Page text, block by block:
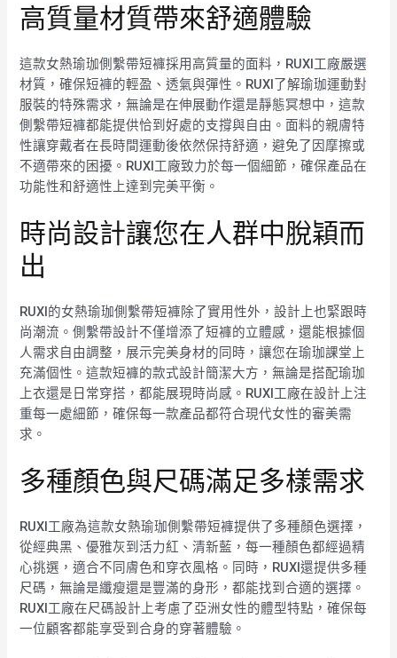
高質量材質帶來舒適體驗
這款女熱瑜珈側繫帶短褲採用高質量的面料，RUXI工廠嚴選
材質，確保短褲的輕盈、透氣與彈性。RUXI了解瑜珈運動對
服裝的特殊需求，無論是在伸展動作還是靜態冥想中，這款
側繫帶短褲都能提供恰到好處的支撐與自由。面料的親膚特
性讓穿戴者在長時間運動後依然保持舒適，避免了因摩擦或
不適帶來的困擾。RUXI工廠致力於每一個細節，確保產品在
功能性和舒適性上達到完美平衡。
時尚設計讓您在人群中脫穎而
出
RUXI的女熱瑜珈側繫帶短褲除了實用性外，設計上也緊跟時
尚潮流。側繫帶設計不僅增添了短褲的立體感，還能根據個
人需求自由調整，展示完美身材的同時，讓您在瑜珈課堂上
充滿個性。這款短褲的款式設計簡潔大方，無論是搭配瑜珈
上衣還是日常穿搭，都能展現時尚感。RUXI工廠在設計上注
重每一處細節，確保每一款產品都符合現代女性的審美需
求。
多種顏色與尺碼滿足多樣需求
RUXI工廠為這款女熱瑜珈側繫帶短褲提供了多種顏色選擇，
從經典黑、優雅灰到活力紅、清新藍，每一種顏色都經過精
心挑選，適合不同膚色和穿衣風格。同時，RUXI還提供多種
尺碼，無論是纖瘦還是豐滿的身形，都能找到合適的選擇。
RUXI工廠在尺碼設計上考慮了亞洲女性的體型特點，確保每
一位顧客都能享受到合身的穿著體驗。